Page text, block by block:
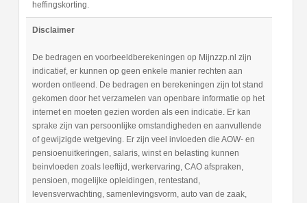
heffingskorting.
Disclaimer
De bedragen en voorbeeldberekeningen op Mijnzzp.nl zijn
indicatief, er kunnen op geen enkele manier rechten aan
worden ontleend. De bedragen en berekeningen zijn tot stand
gekomen door het verzamelen van openbare informatie op het
internet en moeten gezien worden als een indicatie. Er kan
sprake zijn van persoonlijke omstandigheden en aanvullende
of gewijzigde wetgeving. Er zijn veel invloeden die AOW- en
pensioenuitkeringen, salaris, winst en belasting kunnen
beinvloeden zoals leeftijd, werkervaring, CAO afspraken,
pensioen, mogelijke opleidingen, rentestand,
levensverwachting, samenlevingsvorm, auto van de zaak,